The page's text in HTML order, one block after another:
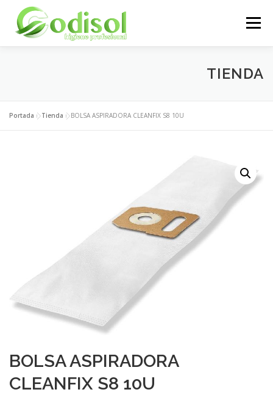
contenido
Menú
ÁREA CLIENTES CONTACTO
TIENDA
Portada »Tienda »BOLSA ASPIRADORA CLEANFIX S8 10U
BOLSA ASPIRADORA
CLEANFIX S8 10U